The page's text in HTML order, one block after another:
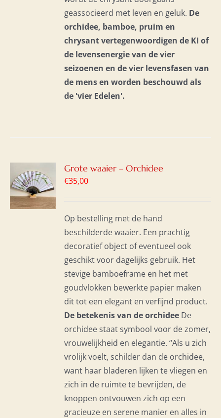
geassocieerd met leven en geluk. De
orchidee, bamboe, pruim en
chrysant vertegenwoordigen de KI of
de levensenergie van de vier
seizoenen en de vier levensfasen van
de mens en worden beschouwd als
de 'vier Edelen'.
Grote waaier – Orchidee
€35,00
Op bestelling met de hand
beschilderde waaier. Een prachtig
decoratief object of eventueel ook
geschikt voor dagelijks gebruik. Het
stevige bamboeframe en het met
goudvlokken bewerkte papier maken
dit tot een elegant en verfijnd product.
De betekenis van de orchidee De
orchidee staat symbool voor de zomer,
vrouwelijkheid en elegantie. “Als u zich
vrolijk voelt, schilder dan de orchidee,
want haar bladeren lijken te vliegen en
zich in de ruimte te bevrijden, de
knoppen ontvouwen zich op een
gracieuze en serene manier en alles in